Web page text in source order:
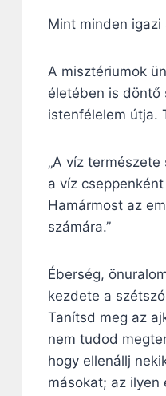
Mint minden
A misztériumok
életében is döntő
istenfélelem útja.
„A víz
a víz
Hamármost az
számára.”
Éberség,
kezdete a
Tanítsd meg az
nem tudod
hogy ellenállj
másokat; az ilyen